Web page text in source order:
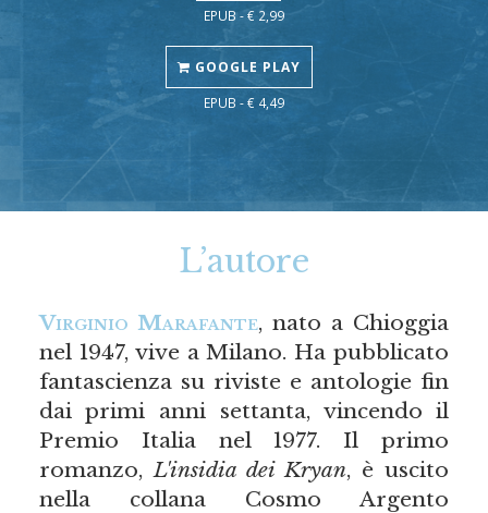
EPUB - € 2,99
GOOGLE PLAY
EPUB - € 4,49
L’autore
Virginio Marafante, nato a Chioggia
nel 1947, vive a Milano. Ha pubblicato
fantascienza su riviste e antologie fin
dai primi anni settanta, vincendo il
Premio Italia nel 1977. Il primo
romanzo,L'insidia dei Kryan, è uscito
nella collana Cosmo Argento